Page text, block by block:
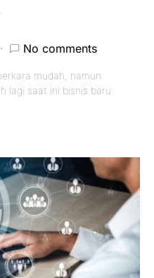
No comments
mudah, namun
lagi saat ini bisnis baru